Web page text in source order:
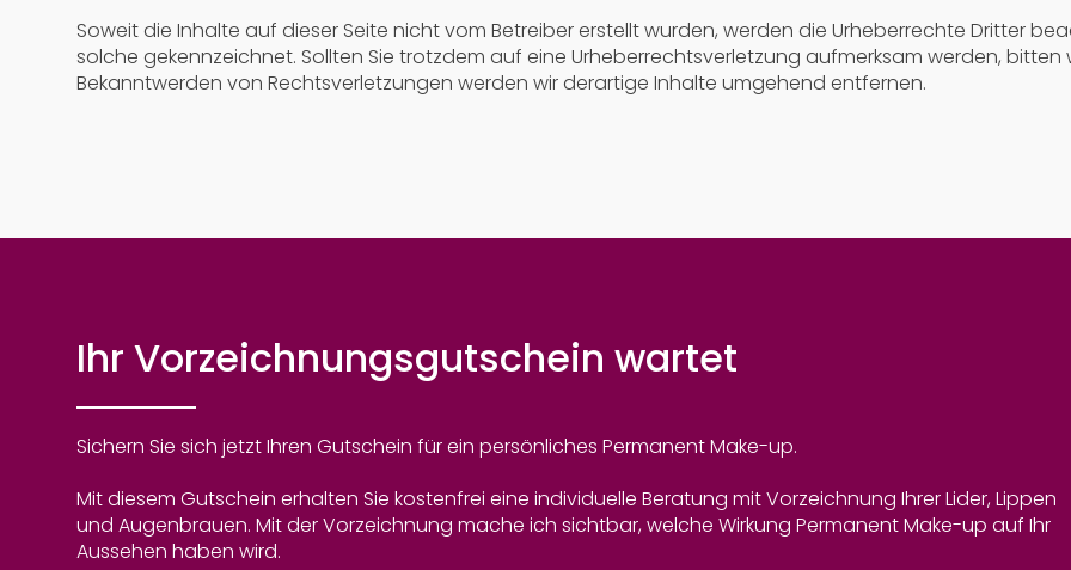
Soweit die Inhalte auf dieser Seite nicht vom Betreiber erstellt wurden, werden die Urheberrechte Dritter
solche gekennzeichnet. Sollten Sie trotzdem auf eine Urheberrechtsverletzung aufmerksam werden, bitten
Bekanntwerden von Rechtsverletzungen werden wir derartige Inhalte umgehend entfernen.
Ihr Vorzeichnungs­­gutschein wartet
Sichern Sie sich jetzt Ihren Gutschein für ein persönliches Permanent Make-up.
Mit diesem Gutschein erhalten Sie kostenfrei eine individuelle Beratung mit Vorzeichnung Ihrer Lider, Lippen
und Augenbrauen. Mit der Vorzeichnung mache ich sichtbar, welche Wirkung Permanent Make-up auf Ihr
Aussehen haben wird.